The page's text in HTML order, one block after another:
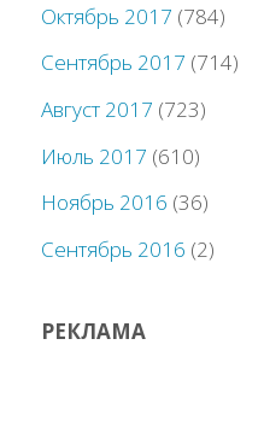
Октябрь 2017 (784)
Сентябрь 2017 (714)
Август 2017 (723)
Июль 2017 (610)
Ноябрь 2016 (36)
Сентябрь 2016 (2)
РЕКЛАМА